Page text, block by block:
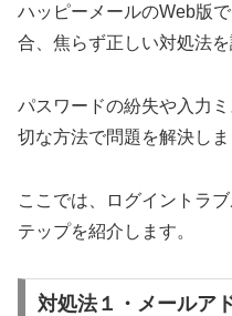
ハッピーメールのWeb版
合、焦らず正しい対処法を
パスワードの紛失や入力
切な方法で問題を解決しま
ここでは、ログイントラ
テップを紹介します。
対処法１・メールア